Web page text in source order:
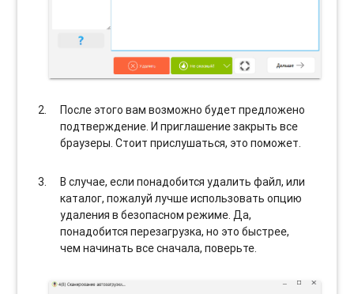
После этого вам возможно будет предложено
подтверждение. И приглашение закрыть все
браузеры. Стоит прислушаться, это поможет.
В случае, если понадобится удалить файл, или
каталог, пожалуй лучше использовать опцию
удаления в безопасном режиме. Да,
понадобится перезагрузка, но это быстрее,
чем начинать все сначала, поверьте.